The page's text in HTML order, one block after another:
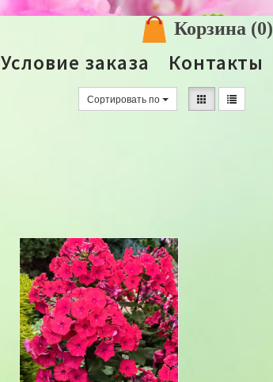
Корзина (0)
Условие заказа Контакты
Сортировать по